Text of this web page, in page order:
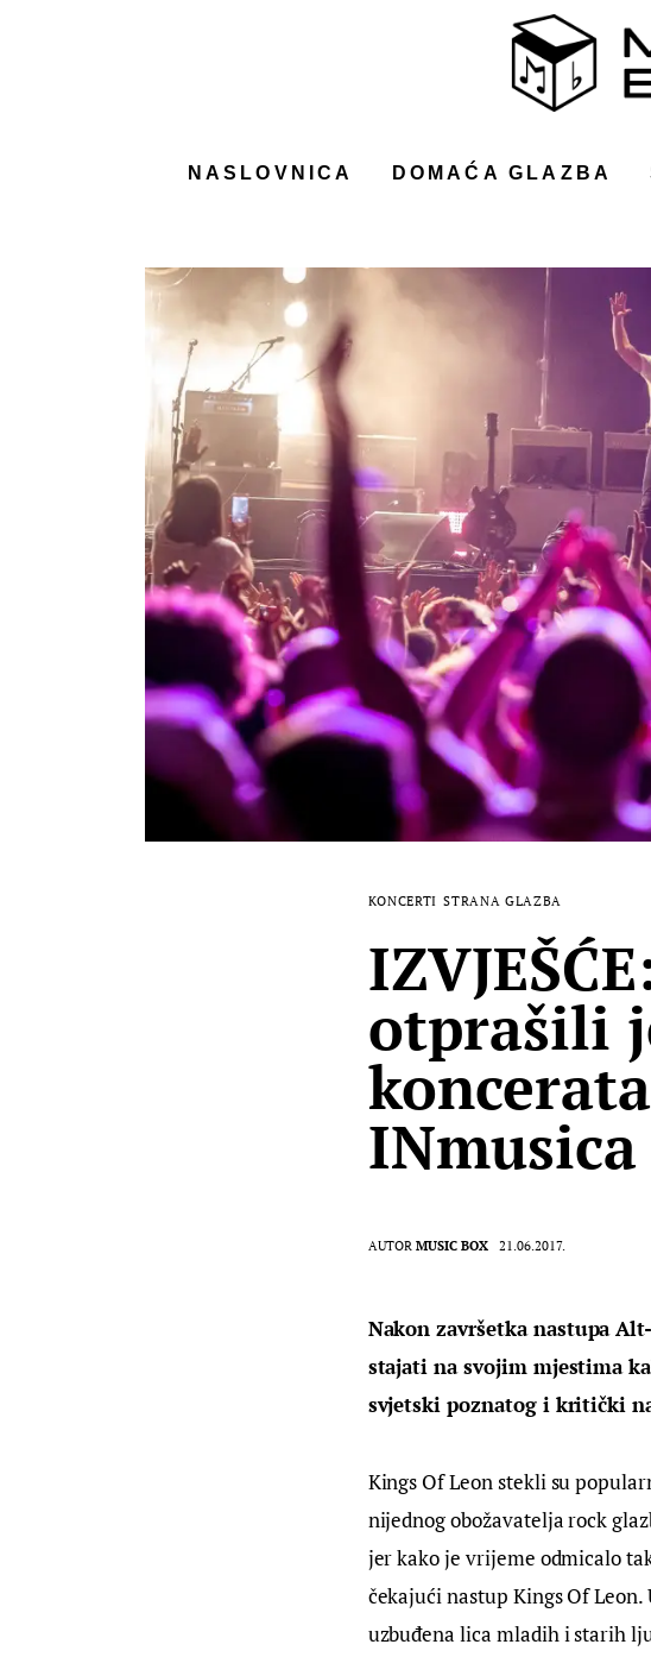
NASLOVNICA DOMAĆA GLAZBA
KONCERTI STRANA GLAZBA
otprašili
INmusica
AUTOR MUSIC BOX 21.06.2017.
Nakon završetka nastupa
stajati na svojim mjestima
svjetski poznatog i kritički
Kings Of Leon stekli su
nijednog obožavatelja rock
jer kako je vrijeme odmicalo
čekajući nastup Kings Of
uzbuđena lica mladih i starih